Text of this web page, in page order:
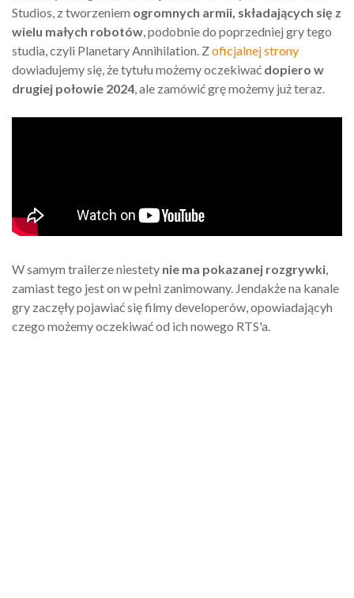
Studios, z tworzeniem ogromnych armii, składających się z
wielu małych robotów , podobnie do poprzedniej gry tego
studia, czyli Planetary Annihilation. Zoficjalnej strony
dowiadujemy się, że tytułu możemy oczekiwać dopiero w
drugiej połowie 2024 , ale zamówić grę możemy już teraz.
W samym trailerze niestety nie ma pokazanej rozgrywki
zamiast tego jest on w pełni zanimowany. Jendakże na kanale
gry zaczęły pojawiać się filmy developerów, opowiadającyh
czego możemy oczekiwać od ich nowego RTS'a.